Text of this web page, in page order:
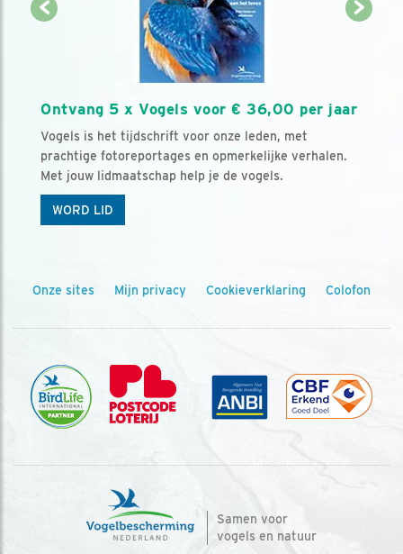
Ontvang 5 x Vogels voor € 36,00 per jaar
Vogels is het tijdschrift voor onze leden, met
prachtige fotoreportages en opmerkelijke verhalen.
Met jouw lidmaatschap help je de vogels.
WORD LID
Onze sites Mijn privacy Cookieverklaring Colofon
Samen voor
vogels en natuur